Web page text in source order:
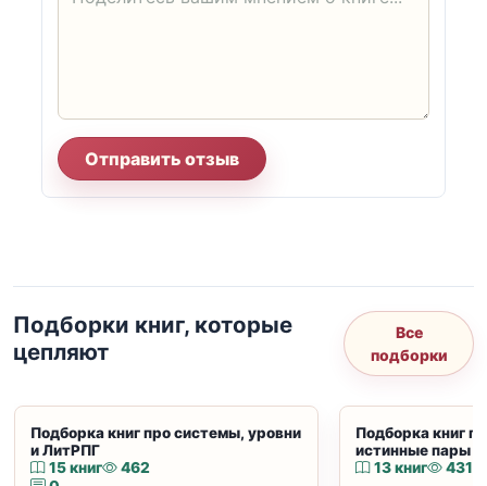
Отправить отзыв
Подборки книг, которые
цепляют
Все
подборки
Подборка книг про системы, уровни
и ЛитРПГ
15 книг
462
Подборка книг
истинные пары
13 книг
431